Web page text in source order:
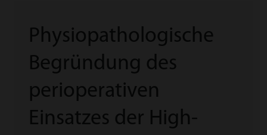
Physiopathologische
Begründung des
perioperativen
Einsatzes der High-